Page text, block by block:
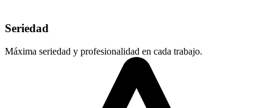
Seriedad
Máxima seriedad y profesionalidad en cada trabajo.